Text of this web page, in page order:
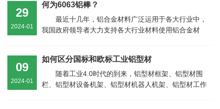
29
2024-01
何为6063铝棒？
最近十几年，铝合金材料广泛运用于各大行业中，
我国政府领导者大力支持各大行业材料使用铝合金材
09
2024-01
如何区分国标和欧标工业铝型材
随着工业4.0时代的到来，铝型材框架、铝型材围
栏、铝型材设备机架、铝型材机器人机架、铝型材工作